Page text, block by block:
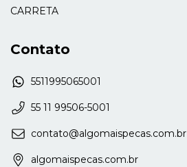
CARRETA
Contato
5511995065001
55 11 99506-5001
contato@algomaispecas.com.br
algomaispecas.com.br